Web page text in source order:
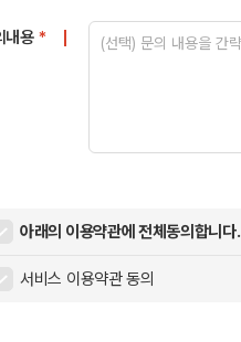
내용 *
아래의 이용약관에 전체동의합니다.
서비스 이용약관 동의